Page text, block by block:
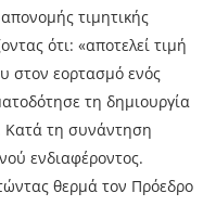
τιμητικής
ότι: «αποτελεί τιμή
στον εορτασμό ενός
τη δημιουργία
Κατά τη συνάντηση
ενδιαφέροντος.
θερμά τον Πρόεδρο